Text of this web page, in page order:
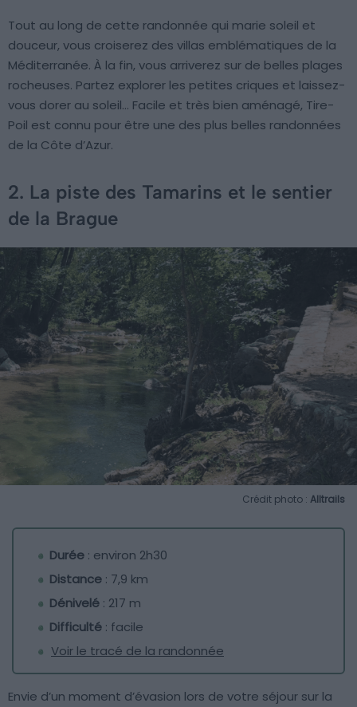
Tout au long de cette randonnée qui marie soleil et
douceur, vous croiserez des villas emblématiques de la
Méditerranée. À la fin, vous arriverez sur de belles plages
rocheuses. Partez explorer les petites criques et laissez-
vous dorer au soleil… Facile et très bien aménagé, Tire-
Poil est connu pour être une des plus belles randonnées
de la Côte d’Azur.
2. La piste des Tamarins et le sentier
de la Brague
Crédit photo : Alltrails
Durée : environ 2h30
Distance : 7,9 km
Dénivelé : 217 m
Difficulté : facile
Voir le tracé de la randonnée
Envie d’un moment d’évasion lors de votre séjour sur la